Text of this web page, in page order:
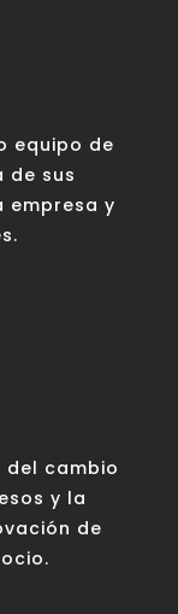
equipo de
de sus
empresa y
del cambio
y la
de